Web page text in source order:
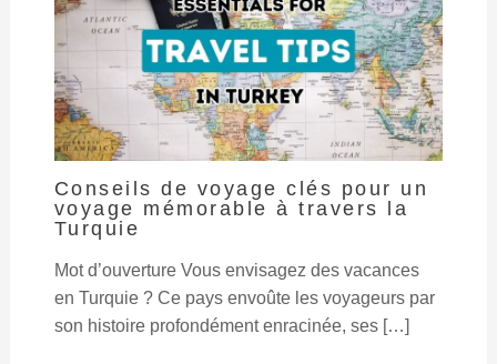
Conseils de voyage clés pour un
voyage mémorable à travers la
Turquie
Mot d’ouverture Vous envisagez des vacances
en Turquie ? Ce pays envoûte les voyageurs par
son histoire profondément enracinée, ses […]